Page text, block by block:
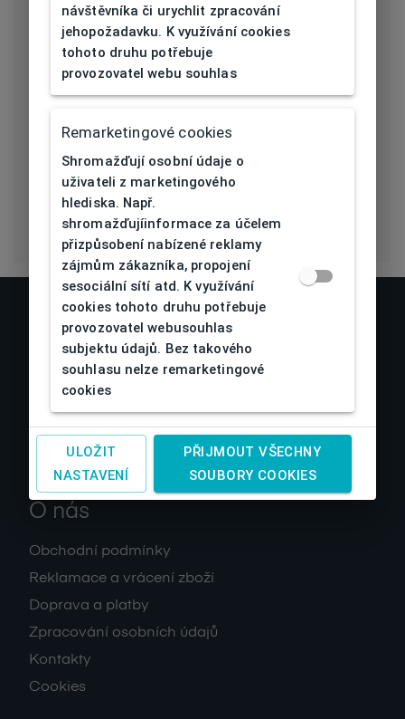
Typ nosníku Sedýlka
Prohnutí očnice
[báze]
4
Flex Ne
Eco Friendly Ne
O nás
Obchodní podmínky
Reklamace a vrácení zboží
Doprava a platby
Zpracování osobních údajů
Kontakty
Cookies
návštěvníka či urychlit zpracování
jehopožadavku. K využívání cookies
tohoto druhu potřebuje
provozovatel webu souhlas
Remarketingové cookies
Shromažďují osobní údaje o
uživateli z marketingového
hlediska. Např.
shromažďujíinformace za účelem
přizpůsobení nabízené reklamy
zájmům zákazníka, propojení
sesociální sítí atd. K využívání
cookies tohoto druhu potřebuje
provozovatel webusouhlas
subjektu údajů. Bez takového
souhlasu nelze remarketingové
cookies
ULOŽIT
NASTAVENÍ
PŘIJMOUT VŠECHNY
SOUBORY COOKIES